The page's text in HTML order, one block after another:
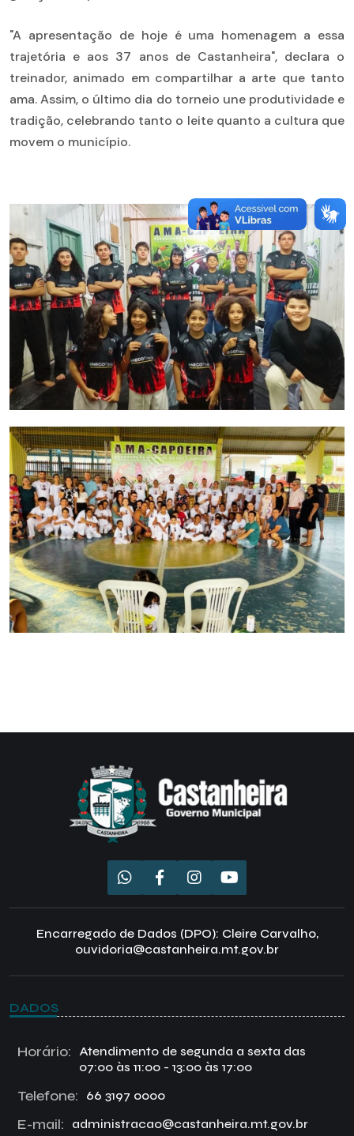
"A apresentação de hoje é uma homenagem a essa
trajetória e aos 37 anos de Castanheira", declara o
treinador, animado em compartilhar a arte que tanto
ama. Assim, o último dia do torneio une produtividade e
tradição, celebrando tanto o leite quanto a cultura que
movem o município.
Encarregado de Dados (DPO): Cleire Carvalho,
ouvidoria@castanheira.mt.gov.br
DADOS
Horário:
Atendimento de segunda a sexta das
07:00 às 11:00 - 13:00 às 17:00
Telefone: 66 3197 0000
E-mail: administracao@castanheira.mt.gov.br